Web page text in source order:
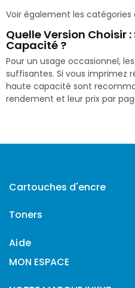
Voir également les
Quelle Version Choisir
Capacité ?
Pour un usage occasionnel,
suffisantes. Si vous imprimez
haute capacité sont
rendement et leur prix par
Cartouches d'encre
Toners
Aide
MON ESPACE